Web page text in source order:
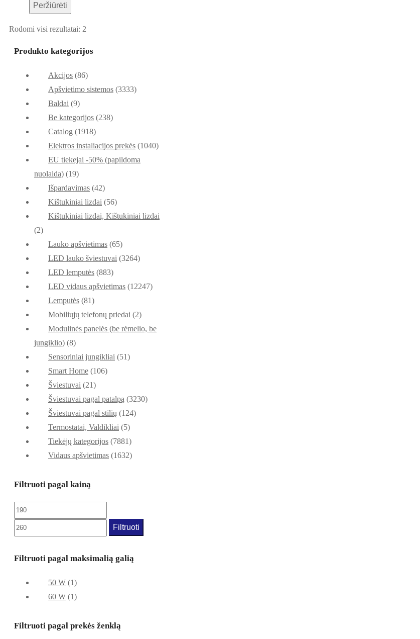
Peržiūrėti
Rodomi visi rezultatai: 2
Produkto kategorijos
Akcijos (86)
Apšvietimo sistemos (3333)
Baldai (9)
Be kategorijos (238)
Catalog (1918)
Elektros instaliacijos prekės (1040)
EU tiekejai -50% (papildoma
nuolaida) (19)
Išpardavimas (42)
Kištukiniai lizdai (56)
Kištukiniai lizdai, Kištukiniai lizdai
(2)
Lauko apšvietimas (65)
LED lauko šviestuvai (3264)
LED lemputės (883)
LED vidaus apšvietimas (12247)
Lemputės (81)
Mobiliųjų telefonų priedai (2)
Modulinės panelės (be rėmelio, be
jungiklio) (8)
Sensoriniai jungikliai (51)
Smart Home (106)
Šviestuvai (21)
Šviestuvai pagal patalpą (3230)
Šviestuvai pagal stilių (124)
Termostatai, Valdikliai (5)
Tiekėjų kategorijos (7881)
Vidaus apšvietimas (1632)
Filtruoti pagal kainą
Filtruoti
Filtruoti pagal maksimalią galią
50 W (1)
60 W (1)
Filtruoti pagal prekės ženklą